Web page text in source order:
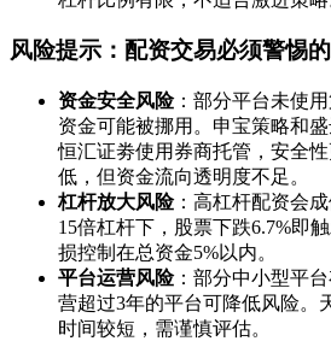
风险提示：配资交易必须警惕
资金安全风险：部分平台未使
资金可能被挪用。申宝策略和
恒汇证劵使用券商托管，安全
低，但资金流向透明度不足。
杠杆放大风险：高杠杆配资会
15倍杠杆下，股票下跌6.7%即
损控制在总资金5%以内。
平台运营风险：部分中小型平
营超过3年的平台可降低风险。
时间较短，需谨慎评估。